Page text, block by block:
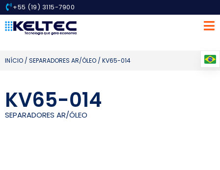
+55 (19) 3115-7900
INÍCIO / SEPARADORES AR/ÓLEO / KV65-014
KV65-014
SEPARADORES AR/ÓLEO